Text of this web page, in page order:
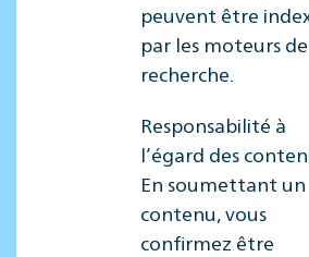
peuvent être
par les moteurs de
recherche.
Responsabilité à
l’égard des
En soumettant un
contenu, vous
confirmez être